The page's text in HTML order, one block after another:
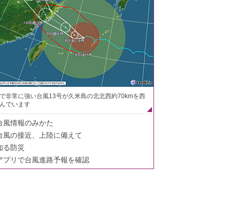
非常に強い台風13号が久米島の北北西約70kmを西
でいます
風情報のみかた
風の接近、上陸に備えて
る防災
プリで台風進路予報を確認